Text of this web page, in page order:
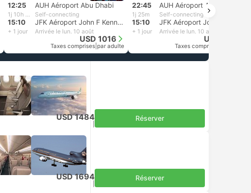
12:25 AUH Aéroport Abu Dhabi
1j 10h 45m Self-connecting
15:10 JFK Aéroport John F Kennedy, New York
+ 1 jour Arrivée le lun. 10 août
USD 1016
Taxes comprises par adulte
22:45 AUH Aéroport Abu Dhabi
1j 25m Self-connecting
15:10
+ 1 jour Arrivée le lun. 10 août
USD 1013
Taxes comprises
USD 1484 Réserver
USD 1694 Réserver